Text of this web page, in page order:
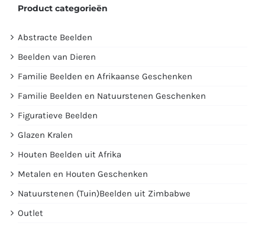
Product categorieën
Abstracte Beelden
Beelden van Dieren
Familie Beelden en Afrikaanse Geschenken
Familie Beelden en Natuurstenen Geschenken
Figuratieve Beelden
Glazen Kralen
Houten Beelden uit Afrika
Metalen en Houten Geschenken
Natuurstenen (Tuin)Beelden uit Zimbabwe
Outlet